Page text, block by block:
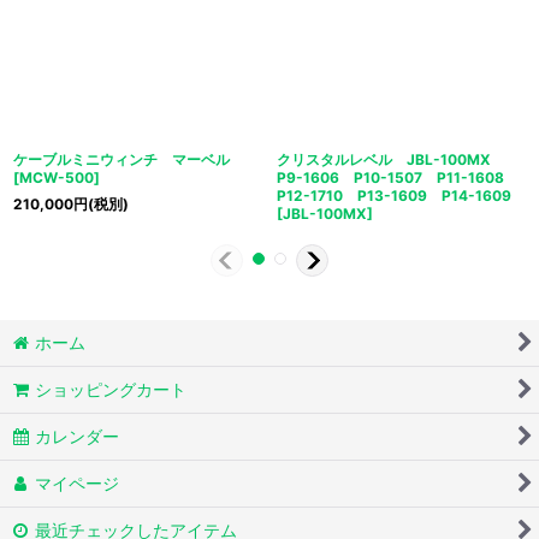
ケーブルミニウィンチ マーベル
[MCW-500]
210,000円(税別)
クリスタルレベル JBL-100MX
P9-1606 P10-1507 P11-1608
P12-1710 P13-1609 P14-1609
[JBL-100MX]
ホーム
ショッピングカート
カレンダー
マイページ
最近チェックしたアイテム